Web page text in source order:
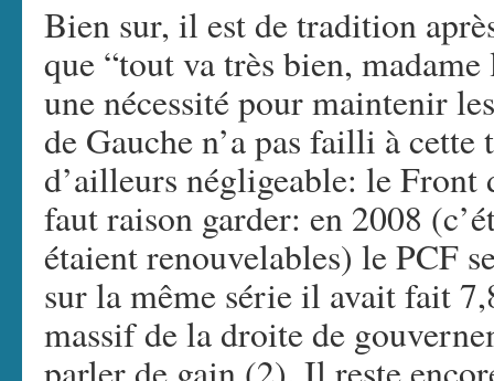
Bien sur, il est de tradition
que “tout va très bien,
une nécessité pour maintenir
de Gauche n’a pas failli à
d’ailleurs négligeable: le Front
faut raison garder: en 2008
étaient renouvelables) le PCF
sur la même série il avait fait
massif de la droite de